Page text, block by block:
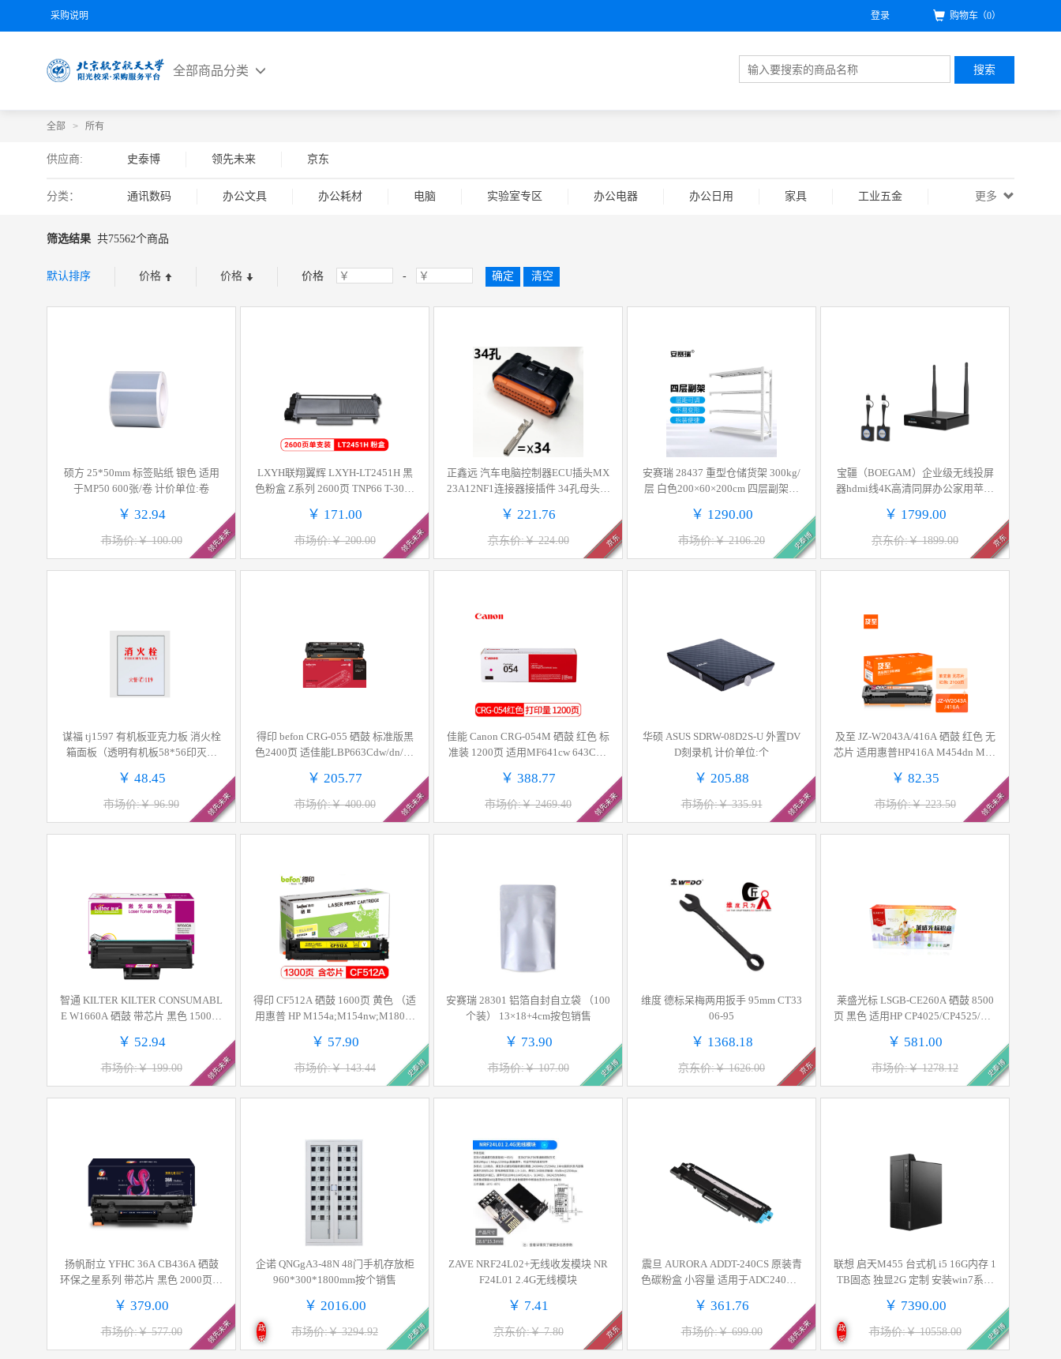
采购说明 购物车（0）
登录
全部商品分类 搜索
全部 > 所有
供应商: 史泰博 领先未来 京东
分类： 通讯数码 办公文具 办公耗材 电脑 实验室专区 办公电器 办公日用 家具 工业五金
办公设备
更多
筛选结果 共75562个商品
默认排序 价格 价格 价格 - 确定 清空
硕方 25*50mm 标签贴纸 银色 适用
于MP50 600张/卷 计价单位:卷
￥ 32.94
市场价:￥ 100.00 领先未来
LXYH联翔翼辉 LXYH-LT2451H 黑
色粉盒 Z系列 2600页 TNP66 T-3003
￥ 171.00
市场价:￥ 200.00 领先未来
正鑫远 汽车电脑控制器ECU插头MX
23A12NF1连接器接插件 34孔母头五
￥ 221.76
京东价:￥ 224.00 京东
安赛瑞 28437 重型仓储货架 300kg/
层 白色200×60×200cm 四层副架按
￥ 1290.00
市场价:￥ 2106.20 史泰博
宝疆（BOEGAM）企业级无线投屏
器hdmi线4K高清同屏办公家用苹果
SB套装
￥ 1799.00
京东价:￥ 1899.00 京东
谋福 tj1597 有机板亚克力板 消火栓
箱面板（透明有机板58*56印灭火
￥ 48.45
市场价:￥ 96.90 领先未来
得印 befon CRG-055 硒鼓 标准版黑
色2400页 适佳能LBP663Cdw/dn/66
￥ 205.77
市场价:￥ 400.00 领先未来
佳能 Canon CRG-054M 硒鼓 红色 标
准装 1200页 适用MF641cw 643Cdw
支
￥ 388.77
市场价:￥ 2469.40 领先未来
华硕 ASUS SDRW-08D2S-U 外置DV
D刻录机 计价单位:个
￥ 205.88
市场价:￥ 335.91 领先未来
及至 JZ-W2043A/416A 硒鼓 红色 无
芯片 适用惠普HP416A M454dn M45
价单位:支
￥ 82.35
市场价:￥ 223.50 领先未来
智通 KILTER KILTER CONSUMABL
E W1660A 硒鼓 带芯片 黑色 1500页
1188w 1188pnw 1188a 计价单位:支
￥ 52.94
市场价:￥ 199.00 领先未来
得印 CF512A 硒鼓 1600页 黄色 （适
用惠普 HP M154a;M154nw;M180N;
￥ 57.90
市场价:￥ 143.44 史泰博
安赛瑞 28301 铝箔自封自立袋 （100
个装） 13×18+4cm按包销售
￥ 73.90
市场价:￥ 107.00 史泰博
维度 德标呆梅两用扳手 95mm CT33
06-95
￥ 1368.18
京东价:￥ 1626.00 京东
莱盛光标 LSGB-CE260A 硒鼓 8500
页 黑色 适用HP CP4025/CP4525/CM
￥ 581.00
市场价:￥ 1278.12 史泰博
扬帆耐立 YFHC 36A CB436A 硒鼓
环保之星系列 带芯片 黑色 2000页适
NF P1505 M1120 计价单位:支
￥ 379.00
市场价:￥ 577.00 领先未来
企诺 QNGgA3-48N 48门手机存放柜
960*300*1800mm按个销售
￥ 2016.00
市场价:￥ 3294.92
政
采
史泰博
ZAVE NRF24L02+无线收发模块 NR
F24L01 2.4G无线模块
￥ 7.41
京东价:￥ 7.80 京东
震旦 AURORA ADDT-240CS 原装青
色碳粉盒 小容量 适用于ADC240MN
￥ 361.76
市场价:￥ 699.00 领先未来
联想 启天M455 台式机 i5 16G内存 1
TB固态 独显2G 定制 安装win7系统
￥ 7390.00
市场价:￥ 10558.00
政
采
史泰博